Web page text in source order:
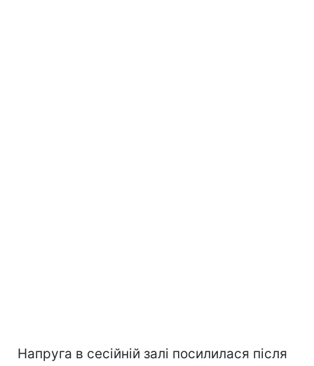
Напруга в сесійній залі посилилася після